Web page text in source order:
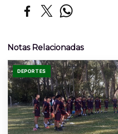
Notas Relacionadas
DEPORTES